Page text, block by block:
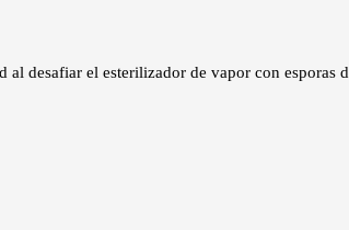
desafiar el esterilizador de vapor con esporas